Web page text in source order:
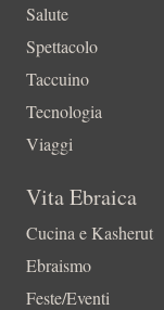
Salute
Spettacolo
Taccuino
Tecnologia
Viaggi
Vita Ebraica
Cucina e Kasherut
Ebraismo
Feste/Eventi